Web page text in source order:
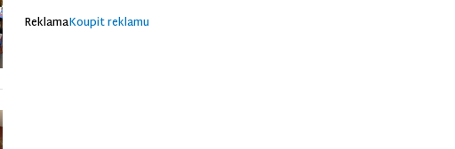
ReklamaKoupit reklamu